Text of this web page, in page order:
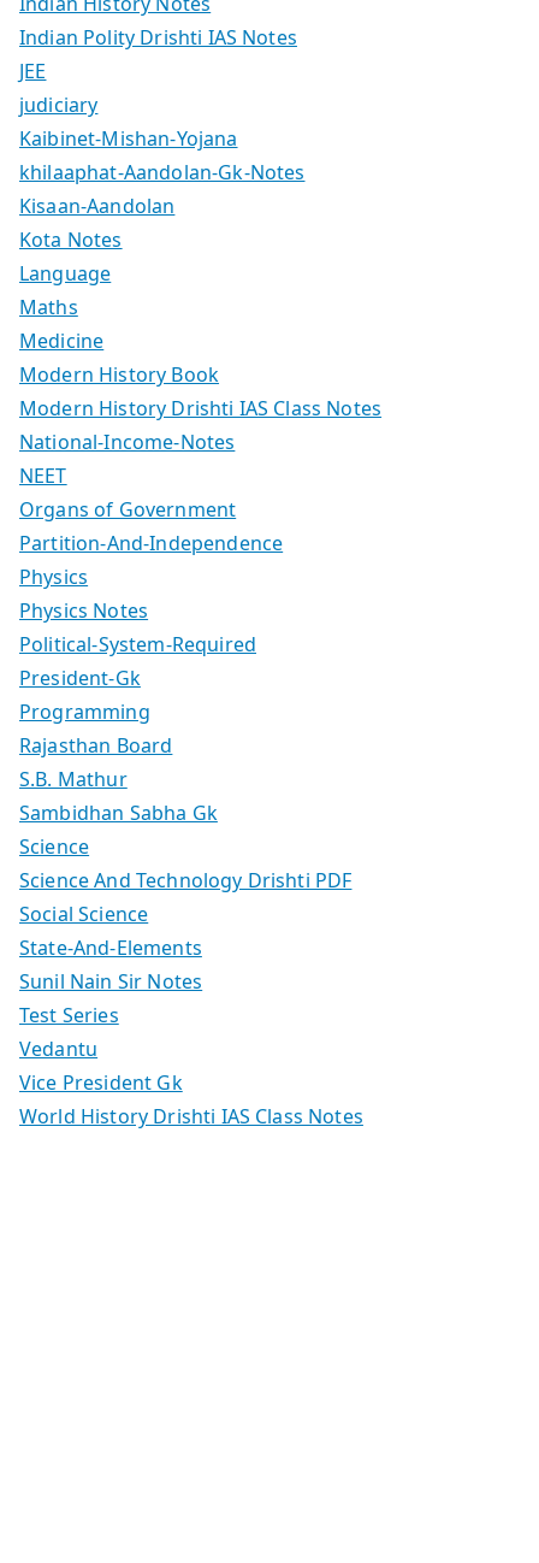
Indian Polity Drishti IAS Notes
JEE
judiciary
Kaibinet-Mishan-Yojana
khilaaphat-Aandolan-Gk-Notes
Kisaan-Aandolan
Kota Notes
Language
Maths
Medicine
Modern History Book
Modern History Drishti IAS Class Notes
National-Income-Notes
NEET
Organs of Government
Partition-And-Independence
Physics
Physics Notes
Political-System-Required
President-Gk
Programming
Rajasthan Board
S.B. Mathur
Sambidhan Sabha Gk
Science
Science And Technology Drishti PDF
Social Science
State-And-Elements
Sunil Nain Sir Notes
Test Series
Vedantu
Vice President Gk
World History Drishti IAS Class Notes